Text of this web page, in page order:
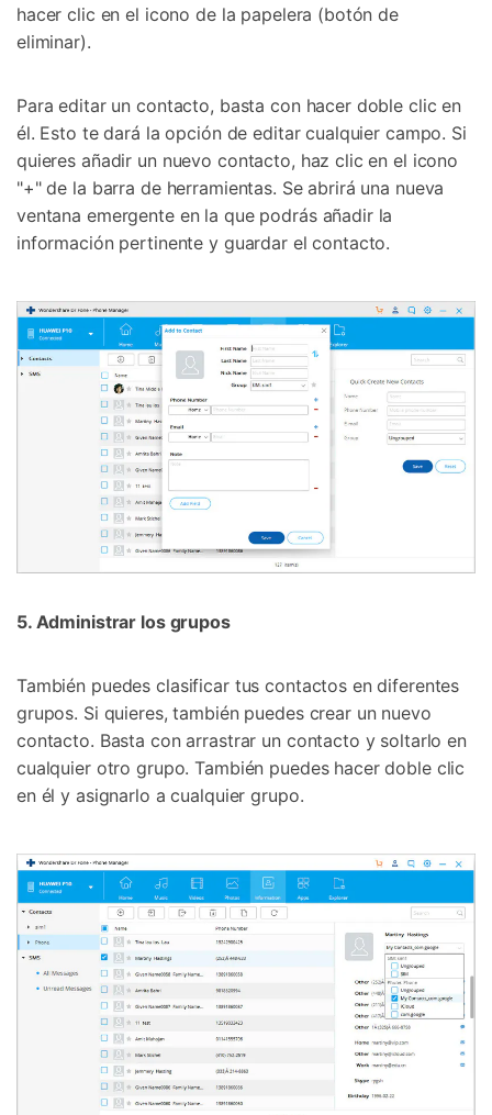
hacer clic en el icono de la papelera (botón de
eliminar).
Para editar un contacto, basta con hacer doble clic en
él. Esto te dará la opción de editar cualquier campo. Si
quieres añadir un nuevo contacto, haz clic en el icono
"+" de la barra de herramientas. Se abrirá una nueva
ventana emergente en la que podrás añadir la
información pertinente y guardar el contacto.
5. Administrar los grupos
También puedes clasificar tus contactos en diferentes
grupos. Si quieres, también puedes crear un nuevo
contacto. Basta con arrastrar un contacto y soltarlo en
cualquier otro grupo. También puedes hacer doble clic
en él y asignarlo a cualquier grupo.